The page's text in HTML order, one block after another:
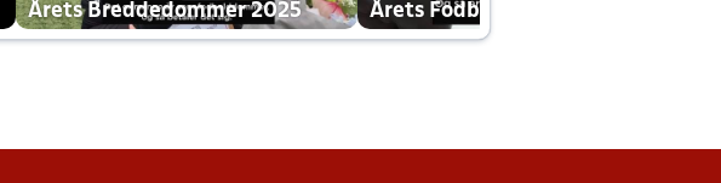
Årets Breddedommer 2025 Årets Fodboldklub 2025 mp4